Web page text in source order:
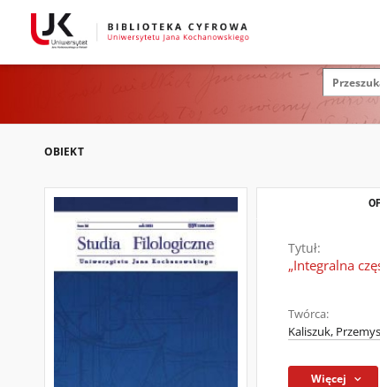
OBIEKT
Tytuł:
„Integralna
Twórca:
Kaliszuk,
Więcej